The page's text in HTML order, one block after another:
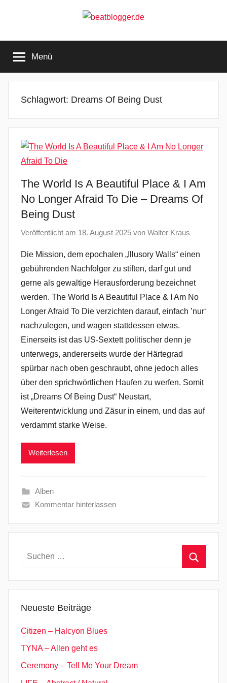
beatblogger.de
the
beat
goes
Menü
Schlagwort: Dreams Of Being Dust
The World Is A Beautiful Place & I Am
No Longer Afraid To Die – Dreams Of
Being Dust
Veröffentlicht am 18. August 2025 von Walter Kraus
Die Mission, dem epochalen „Illusory Walls“ einen
gebührenden Nachfolger zu stiften, darf gut und
gerne als gewaltige Herausforderung bezeichnet
werden. The World Is A Beautiful Place & I Am No
Longer Afraid To Die verzichten darauf, einfach ’nur‘
nachzulegen, und wagen stattdessen etwas.
Einerseits ist das US-Sextett politischer denn je
unterwegs, andererseits wurde der Härtegrad
spürbar nach oben geschraubt, ohne jedoch alles
über den sprichwörtlichen Haufen zu werfen. Somit
ist „Dreams Of Being Dust“ Neustart,
Weiterentwicklung und Zäsur in einem, und das auf
verdammt starke Weise.
Weiterlesen
Alben
Kommentar hinterlassen
Suchen
Neueste Beiträge
Citizen – Halcyon Blues
TYNA – Allen geht es
Ceremony – Tell Me Your Dream